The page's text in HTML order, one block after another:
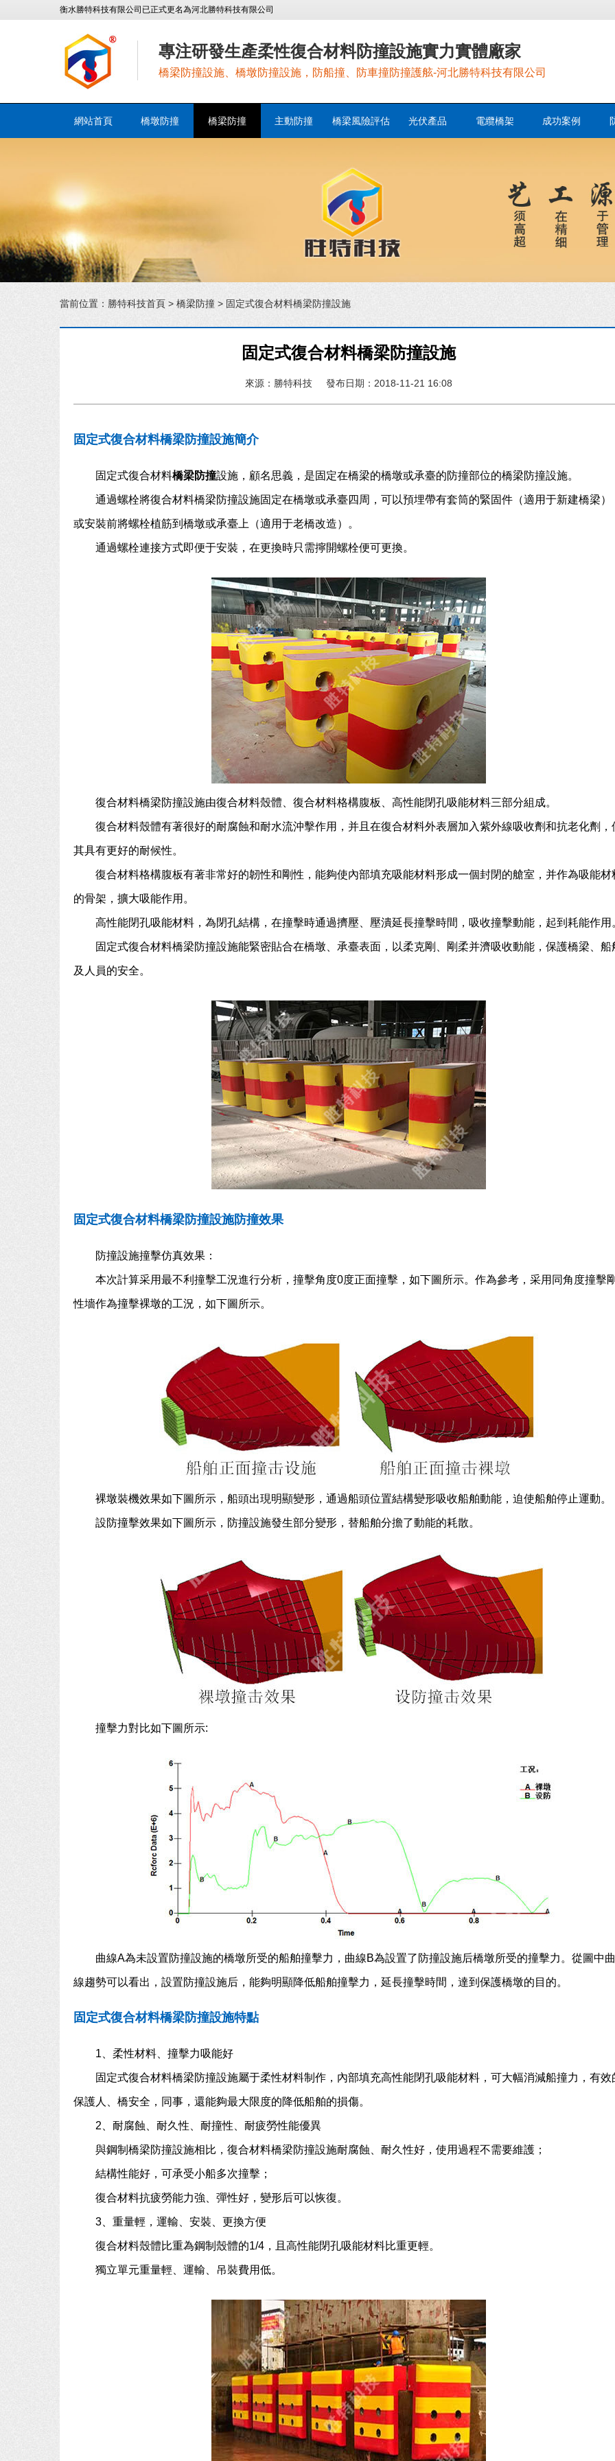
衡水勝特科技有限公司已正式更名為河北勝特科技有限公司
專注研發生產柔性復合材料防撞設施實力實體廠家
橋梁防撞設施、橋墩防撞設施，防船撞、防車撞防撞護舷-河北勝特科技有限公司
網站首頁 橋墩防撞 橋梁防撞 主動防撞 橋梁風險評估 光伏產品 電纜橋架 成功案例
當前位置： 勝特科技首頁 > 橋梁防撞 > 固定式復合材料橋梁防撞設施
固定式復合材料橋梁防撞設施
來源：勝特科技 發布日期：2018-11-21 16:08
固定式復合材料橋梁防撞設施簡介
固定式復合材料橋梁防撞設施，顧名思義，是固定在橋梁的橋墩或承臺的防撞部位的橋梁防撞設施。
通過螺栓將復合材料橋梁防撞設施固定在橋墩或承臺四周，可以預埋帶有套筒的緊固件（適用于新建橋梁）
或安裝前將螺栓植筋到橋墩或承臺上（適用于老橋改造）。
通過螺栓連接方式即便于安裝，在更換時只需擰開螺栓便可更換。
復合材料橋梁防撞設施由復合材料殼體、復合材料格構腹板、高性能閉孔吸能材料三部分組成。
復合材料殼體有著很好的耐腐蝕和耐水流沖擊作用，并且在復合材料外表層加入紫外線吸收劑和抗老化劑，
其具有更好的耐候性。
復合材料格構腹板有著非常好的韌性和剛性，能夠使內部填充吸能材料形成一個封閉的艙室，并作為吸能材
的骨架，擴大吸能作用。
高性能閉孔吸能材料，為閉孔結構，在撞擊時通過擠壓、壓潰延長撞擊時間，吸收撞擊動能，起到耗能作用
固定式復合材料橋梁防撞設施能緊密貼合在橋墩、承臺表面，以柔克剛、剛柔并濟吸收動能，保護橋梁、船
及人員的安全。
固定式復合材料橋梁防撞設施防撞效果
防撞設施撞擊仿真效果：
本次計算采用最不利撞擊工況進行分析，撞擊角度0度正面撞擊，如下圖所示。作為參考，采用同角度撞擊
性墻作為撞擊裸墩的工況，如下圖所示。
裸墩裝機效果如下圖所示，船頭出現明顯變形，通過船頭位置結構變形吸收船舶動能，迫使船舶停止運動。
設防撞擊效果如下圖所示，防撞設施發生部分變形，替船舶分擔了動能的耗散。
撞擊力對比如下圖所示:
曲線A為未設置防撞設施的橋墩所受的船舶撞擊力，曲線B為設置了防撞設施后橋墩所受的撞擊力。從圖中曲
線趨勢可以看出，設置防撞設施后，能夠明顯降低船舶撞擊力，延長撞擊時間，達到保護橋墩的目的。
固定式復合材料橋梁防撞設施特點
1、柔性材料、撞擊力吸能好
固定式復合材料橋梁防撞設施屬于柔性材料制作，內部填充高性能閉孔吸能材料，可大幅消減船撞力，有效
保護人、橋安全，同事，還能夠最大限度的降低船舶的損傷。
2、耐腐蝕、耐久性、耐撞性、耐疲勞性能優異
與鋼制橋梁防撞設施相比，復合材料橋梁防撞設施耐腐蝕、耐久性好，使用過程不需要維護；
結構性能好，可承受小船多次撞擊；
復合材料抗疲勞能力強、彈性好，變形后可以恢復。
3、重量輕，運輸、安裝、更換方便
復合材料殼體比重為鋼制殼體的1/4，且高性能閉孔吸能材料比重更輕。
獨立單元重量輕、運輸、吊裝費用低。